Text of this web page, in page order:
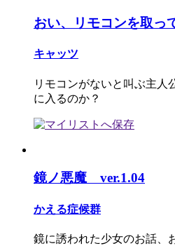
おい、リモコンを取っ
キャッツ
リモコンがないと叫ぶ主人
に入るのか？
鏡ノ悪魔 ver.1.04
かえる症候群
鏡に誘われた少女のお話、